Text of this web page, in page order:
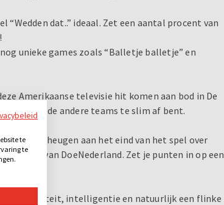
“Wedden dat..” ideaal. Zet een aantal procent van
unieke games zoals “Balletje balletje” en
Amerikaanse televisie hit komen aan bod in De
dat je de andere teams te slim af bent.
is het geheugen aan het eind van het spel over
dé hit van DoeNederland. Zet je punten in op een
creativiteit, intelligentie en natuurlijk een flinke
te
te